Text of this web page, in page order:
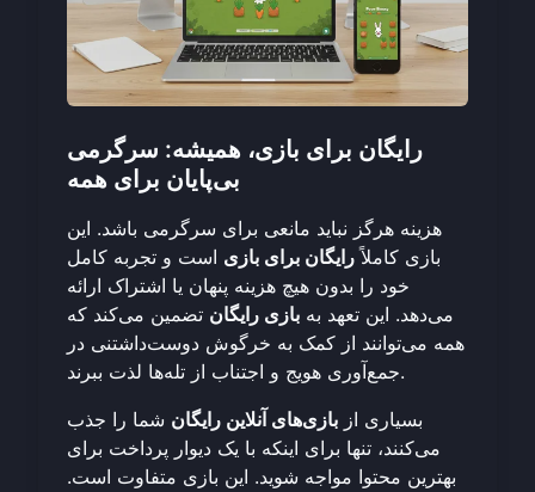
رایگان برای بازی، همیشه: سرگرمی
بی‌پایان برای همه
هزینه هرگز نباید مانعی برای سرگرمی باشد. این
بازی کاملاًرایگان برای بازی است و تجربه کامل
خود را بدون هیچ هزینه پنهان یا اشتراک ارائه
می‌دهد. این تعهد به بازی رایگان تضمین می‌کند که
همه می‌توانند از کمک به خرگوش دوست‌داشتنی در
جمع‌آوری هویج و اجتناب از تله‌ها لذت ببرند.
بسیاری از بازی‌های آنلاین رایگان شما را جذب
می‌کنند، تنها برای اینکه با یک دیوار پرداخت برای
بهترین محتوا مواجه شوید. این بازی متفاوت است.